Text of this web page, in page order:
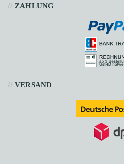
// ZAHLUNG
// VERSAND